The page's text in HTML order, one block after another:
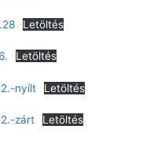
Letöltés
Letöltés
nyílt Letöltés
zárt Letöltés